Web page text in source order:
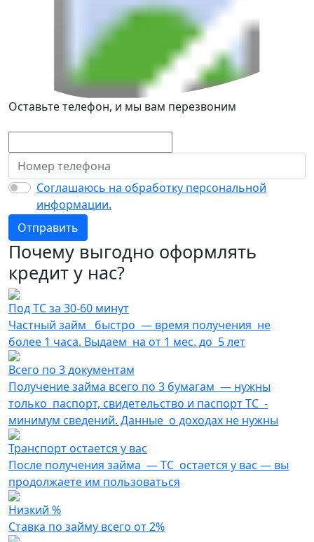
Оставьте телефон, и мы вам перезвоним
Соглашаюсь на обработку персональной
информации.
Отправить
Почему выгодно оформлять
кредит у нас?
Под ТС за 30-60 минут
Частный займ быстро — время получения не
более 1 часа. Выдаем на от 1 мес. до 5 лет
Всего по 3 документам
Получение займа всего по 3 бумагам — нужны
только паспорт, свидетельство и паспорт ТС -
минимум сведений. Данные о доходах не нужны
Транспорт остается у вас
После получения займа — ТС остается у вас — вы
продолжаете им пользоваться
Низкий %
Ставка по займу всего от 2%